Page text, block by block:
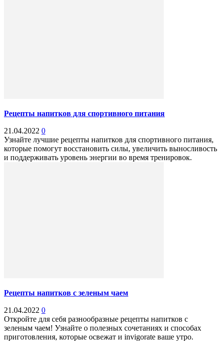
Рецепты напитков для спортивного питания
21.04.2022 0
Узнайте лучшие рецепты напитков для спортивного питания,
которые помогут восстановить силы, увеличить выносливость
и поддерживать уровень энергии во время тренировок.
Рецепты напитков с зеленым чаем
21.04.2022 0
Откройте для себя разнообразные рецепты напитков с
зеленым чаем! Узнайте о полезных сочетаниях и способах
приготовления, которые освежат и invigorate ваше утро.